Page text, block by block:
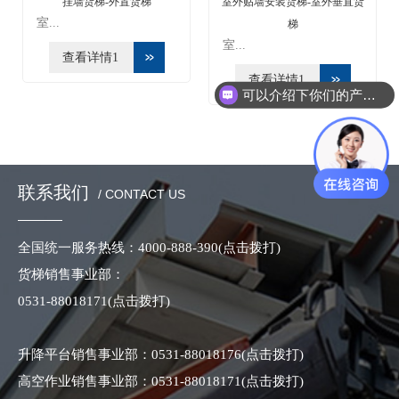
室...
查看详情1
梯
室...
查看详情1
联系我们 / CONTACT US
全国统一服务热线： 4000-888-390(点击拨打)
货梯销售事业部：
0531-88018171(点击拨打)
升降平台销售事业部： 0531-88018176(点击拨打)
高空作业销售事业部：0531-88018171(点击拨打)
可以介绍下你们的产品么？